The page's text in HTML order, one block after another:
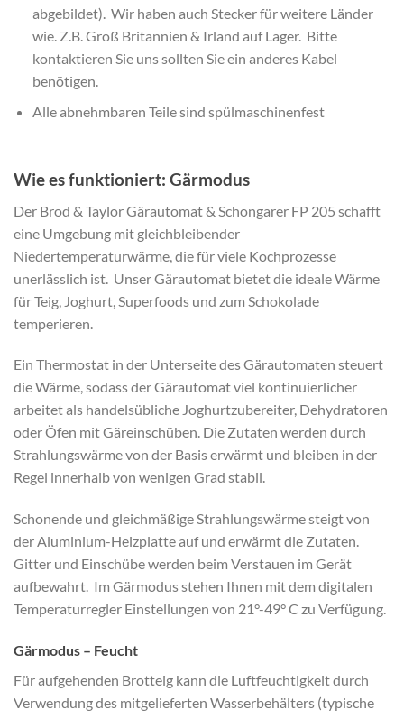
abgebildet). Wir haben auch Stecker für weitere Länder
wie. Z.B. Groß Britannien & Irland auf Lager. Bitte
kontaktieren Sie uns sollten Sie ein anderes Kabel
benötigen.
Alle abnehmbaren Teile sind spülmaschinenfest
Wie es funktioniert: Gärmodus
Der Brod & Taylor Gärautomat & Schongarer FP 205 schafft
eine Umgebung mit gleichbleibender
Niedertemperaturwärme, die für viele Kochprozesse
unerlässlich ist. Unser Gärautomat bietet die ideale Wärme
für Teig, Joghurt, Superfoods und zum Schokolade
temperieren.
Ein Thermostat in der Unterseite des Gärautomaten steuert
die Wärme, sodass der Gärautomat viel kontinuierlicher
arbeitet als handelsübliche Joghurtzubereiter, Dehydratoren
oder Öfen mit Gäreinschüben. Die Zutaten werden durch
Strahlungswärme von der Basis erwärmt und bleiben in der
Regel innerhalb von wenigen Grad stabil.
Schonende und gleichmäßige Strahlungswärme steigt von
der Aluminium-Heizplatte auf und erwärmt die Zutaten.
Gitter und Einschübe werden beim Verstauen im Gerät
aufbewahrt. Im Gärmodus stehen Ihnen mit dem digitalen
Temperaturregler Einstellungen von 21°-49° C zu Verfügung.
Gärmodus – Feucht
Für aufgehenden Brotteig kann die Luftfeuchtigkeit durch
Verwendung des mitgelieferten Wasserbehälters (typische